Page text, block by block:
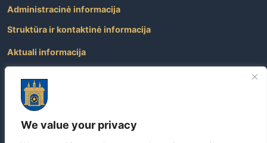
We value your privacy
Administracinė informacija
Struktūra ir kontaktinė informacija
Aktuali informacija
Atviri duomenys
Nuorodos
Dažniausiai užduodami klausimai